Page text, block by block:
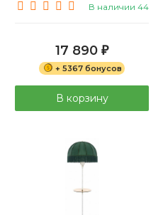
В наличии 44
17 890 ₽
+ 5367 бонусов
В корзину